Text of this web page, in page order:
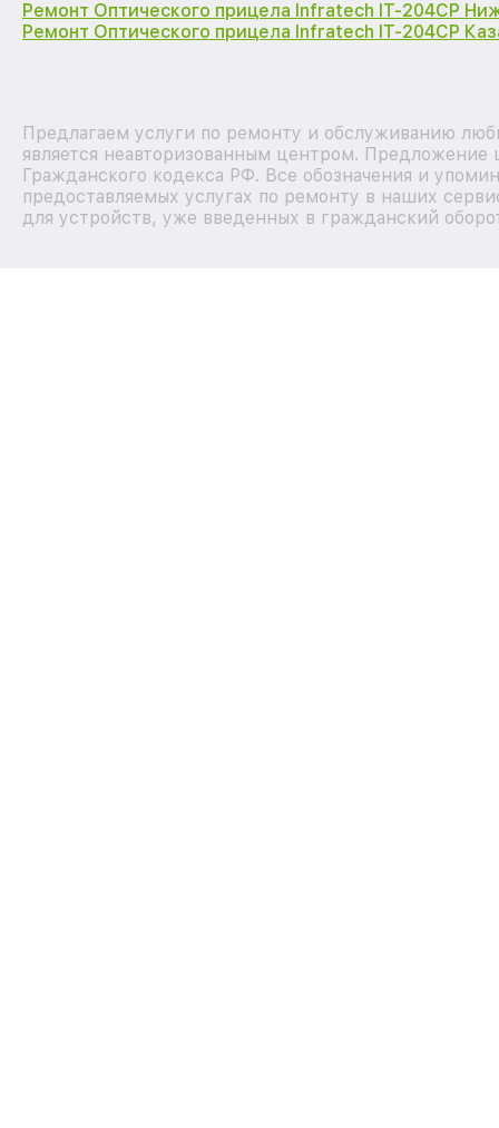
Ремонт Оптического прицела Infratech IT-204CP
Ремонт Оптического прицела Infratech IT-204CP
Предлагаем услуги по ремонту и обслуживанию
является неавторизованным центром.
Гражданского кодекса РФ. Все обозначения и
предоставляемых услугах по ремонту в наших
для устройств, уже введенных в гражданский